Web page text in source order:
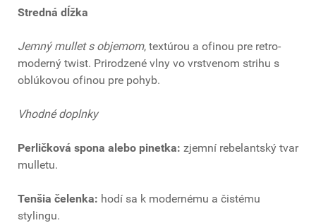
Stredná dĺžka
Jemný mullet s objemom, textúrou a ofinou pre retro-
moderný twist. Prirodzené vlny vo vrstvenom strihu s
oblúkovou ofinou pre pohyb.
Vhodné doplnky
Perličková spona alebo pinetka: zjemní rebelantský tvar
mulletu.
Tenšia čelenka: hodí sa k modernému a čistému
stylingu.